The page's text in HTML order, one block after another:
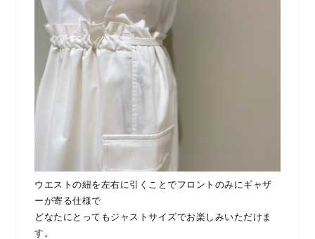
ウエストの紐を左右に引くことでフロントのみにギャザ
ーが寄る仕様で
どなたにとってもジャストサイズでお楽しみいただけま
す。